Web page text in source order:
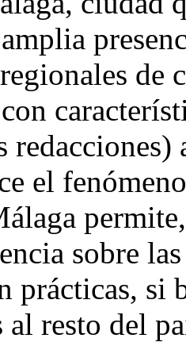
de
el
sobre
prácticas, si
al resto del